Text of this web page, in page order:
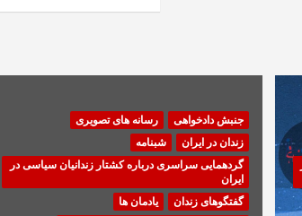
جنبش دادخواهی
رسانه های تصویری
زندان در ایران
شبنامه
گردهمایی سراسری درباره کشتار زندانیان سیاسی در
ایران
گفتگوهای زندان
یادمان ها